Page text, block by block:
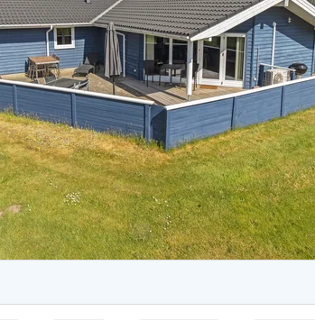
BlåvandSommerhuse i Hvide SandeSommerhuse i
Sommerhuse i Henne Strand
Sommerhuse i Ho
Sommerhuse i Houstrup
Sommerhuse i Houvig
Sommerhus på Holmsland Klit
Sommerhuse på Holmsland
Sommerhuse i Hvide Sande
Sommerhuse i Jegum
Sommerhuse i Klegod
VIP partnerfordeleFordele hos os